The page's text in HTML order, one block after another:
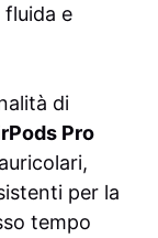
fluida e
di
Pro
per la
tempo